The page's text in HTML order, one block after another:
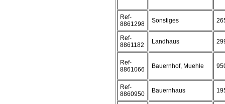
Ref-
8861298
Sonstiges
Ref-
8861182
Landhaus
Ref-
8861066
Bauernhof, Muehle
Ref-
8860950
Bauernhaus